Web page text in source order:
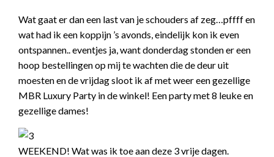
Wat gaat er dan een last van je schouders af zeg…pffff en
wat had ik een koppijn ’s avonds, eindelijk kon ik even
ontspannen.. eventjes ja, want donderdag stonden er een
hoop bestellingen op mij te wachten die de deur uit
moesten en de vrijdag sloot ik af met weer een gezellige
MBR Luxury Party in de winkel! Een party met 8 leuke en
gezellige dames!
WEEKEND! Wat was ik toe aan deze 3 vrije dagen.